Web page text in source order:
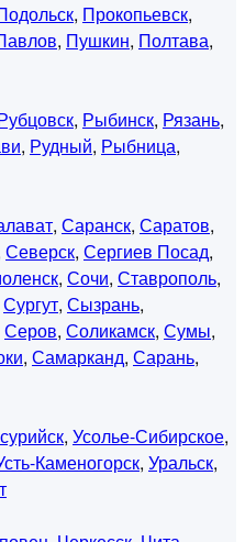
, Прокопьевск,
, Пушкин, Полтава,
, Рыбинск, Рязань,
, Рудный, Рыбница,
, Саранск, Саратов,
Северск, Сергиев Посад,
, Сочи, Ставрополь,
Сургут, Сызрань,
Серов, Соликамск, Сумы,
, Самарканд, Сарань,
, Усолье-Сибирское,
Каменогорск, Уральск,